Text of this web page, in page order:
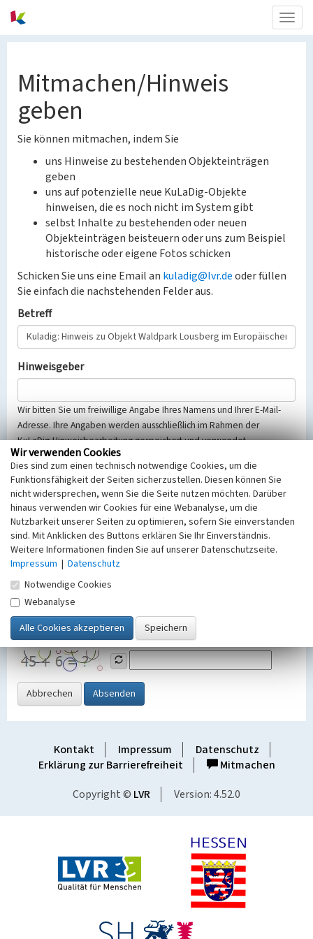
Mitmachen/Hinweis
geben
Sie können mitmachen, indem Sie
uns Hinweise zu bestehenden Objekteinträgen
geben
uns auf potenzielle neue KuLaDig-Objekte
hinweisen, die es noch nicht im System gibt
selbst Inhalte zu bestehenden oder neuen
Objekteinträgen beisteuern oder uns zum Beispiel
historische oder eigene Fotos schicken
Schicken Sie uns eine Email an kuladig@lvr.deoder füllen
Sie einfach die nachstehenden Felder aus.
Betreff
Hinweisgeber
Wir bitten Sie um freiwillige Angabe Ihres Namens und Ihrer E-Mail-
Adresse. Ihre Angaben werden ausschließlich im Rahmen der
KuLaDig-Hinweisbearbeitung gespeichert und verwendet.
Selbstverständlich werden diese entsprechend der Vorschriften des
Telemediengesetzes, des Datenschutzgesetzes NRW und der seit
dem 25.05.2018 gültigen Europäischen Datenschutzgrundverordnung
(EU-DSGVO) vertraulich behandelt, beachten Sie bitte unsere
Hinweise zumDatenschutz
Nachricht
SicherheitsabfrageTragen Sie unten das Rechenergebnis aus der
Grafik ein
Abbrechen Absenden
Kontakt Impressum
Datenschutz
Erklärung zur Barrierefreiheit
Mitmachen
Copyright © LVR Version: 4.52.0
Wir verwenden Cookies
Dies sind zum einen technisch notwendige Cookies, um die
Funktionsfähigkeit der Seiten sicherzustellen. Diesen können Sie
nicht widersprechen, wenn Sie die Seite nutzen möchten. Darüber
hinaus verwenden wir Cookies für eine Webanalyse, um die
Nutzbarkeit unserer Seiten zu optimieren, sofern Sie einverstanden
sind. Mit Anklicken des Buttons erklären Sie Ihr Einverständnis.
Weitere Informationen finden Sie auf unserer Datenschutzseite.
Impressum | Datenschutz
Notwendige Cookies
Webanalyse